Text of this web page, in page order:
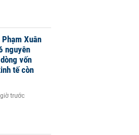
Xuân
nguyên
vốn
tế còn
trước